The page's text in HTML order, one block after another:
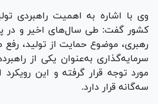
وی با اشاره به اهمیت راهبردی
کشور گفت: طی سال‌های اخیر و در
رهبری، موضوع حمایت از تولید،
سرمایه‌گذاری به‌عنوان یکی از
مورد توجه قرار گرفته و این
سه‌گانه قرار دارد.